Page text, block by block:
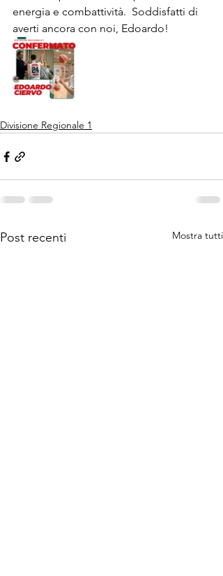
energia e combattività.  Soddisfatti di
averti ancora con noi, Edoardo!
Divisione Regionale 1
Post recenti Mostra tutti